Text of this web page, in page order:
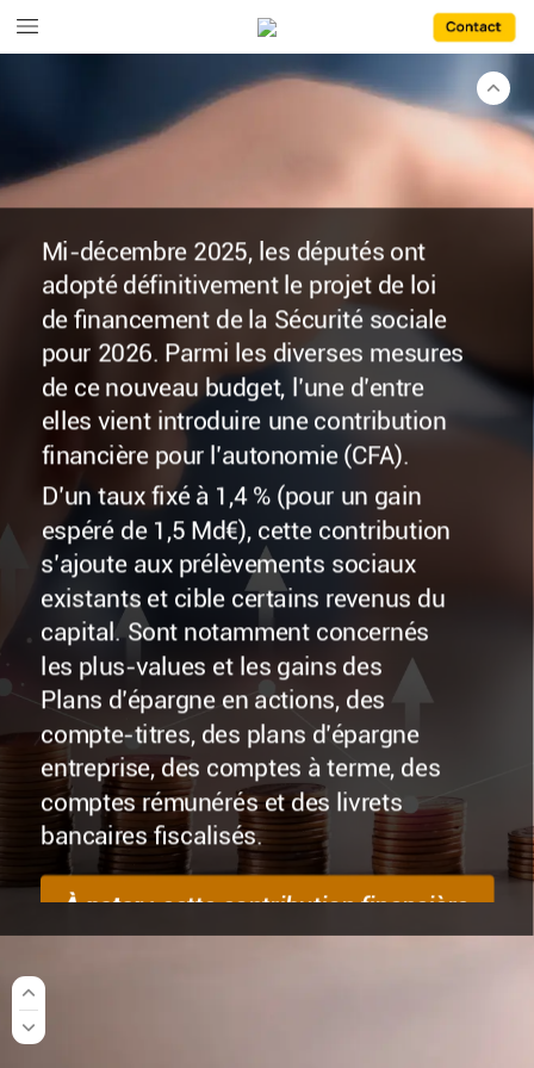
Mi-décembre 2025, les députés ont
adopté définitivement le projet de loi
de financement de la Sécurité sociale
pour 2026. Parmi les diverses mesures
de ce nouveau budget, l’une d’entre
elles vient introduire une contribution
financière pour l’autonomie (CFA).
D’un taux fixé à 1,4 % (pour un gain
espéré de 1,5 Md€), cette contribution
s’ajoute aux prélèvements sociaux
existants et cible certains revenus du
capital. Sont notamment concernés
les plus-values et les gains des
Plans d’épargne en actions, des
compte-titres, des plans d’épargne
entreprise, des comptes à terme, des
comptes rémunérés et des livrets
bancaires fiscalisés.
À noter : cette contribution financière
pour l’autonomie porte ainsi les